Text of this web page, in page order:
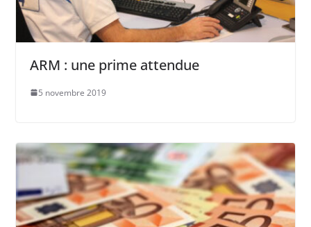
ARM : une prime attendue
5 novembre 2019